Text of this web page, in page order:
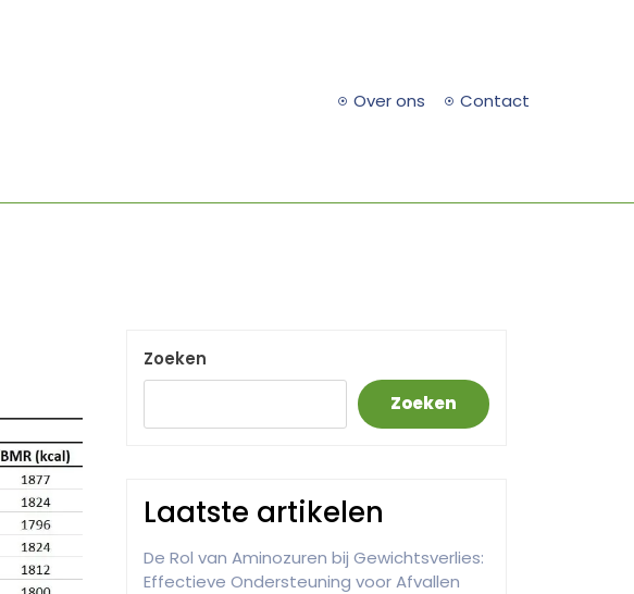
Over ons Contact
Zoeken
Zoeken
Laatste artikelen
De Rol van Aminozuren bij Gewichtsverlies:
Effectieve Ondersteuning voor Afvallen